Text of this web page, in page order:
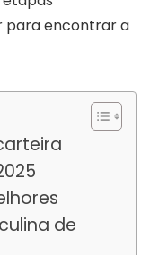
para encontrar a
de